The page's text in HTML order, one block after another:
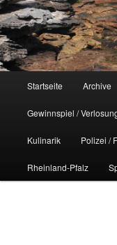
Startseite Archive
Gewinnspiel /
Kulinarik Polizei /
Rheinland-Pfalz